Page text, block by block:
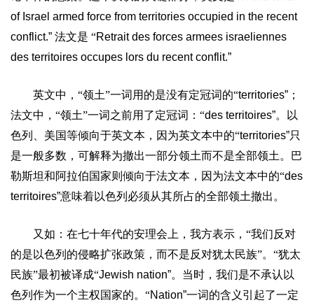
of Israel armed force from territories occupied in the recent
conflict.” 法文是 “Retrait des forces armees israeliennes
des territoires occupes lors du recent conflit.”
英文中，“领土”一词用的是没有定冠词的“territories” ；
法文中，“领土”一词之前用了定冠词：“des territoires”。以
色列、美国等倾向于英文本，因为英文本中的“territories”只
是一般多数，可解释为撤出一部分领土而不是全部领土。巴
勒斯坦和阿拉伯国家则倾向于法文本，因为法文本中的“des
territoires”意味着以色列必须从其所占的全部领土撤出。
又如：在七十年代的安理会上，我方表示，“我们反对
的是以色列的侵略扩张政策，而不是反对犹太民族”。“犹太
民族”最初被译成“Jewish nation”。当时，我们是不承认以
色列作为一个主权国家的。“Nation”一词的含义引起了一定